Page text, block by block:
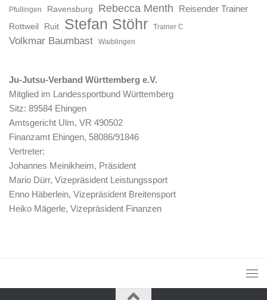
Pfullingen Ravensburg Rebecca Menth Reisender Trainer
Rottweil Ruit Stefan Stöhr Trainer C
Volkmar Baumbast Waiblingen
Ju-Jutsu-Verband Württemberg e.V.
Mitglied im Landessportbund Württemberg
Sitz: 89584 Ehingen
Amtsgericht Ulm, VR 490502
Finanzamt Ehingen, 58086/91846
Vertreter:
Johannes Meinikheim, Präsident
Mario Dürr, Vizepräsident Leistungssport
Enno Häberlein, Vizepräsident Breitensport
Heiko Mägerle, Vizepräsident Finanzen